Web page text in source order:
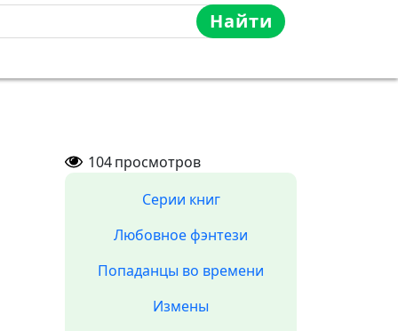
Найти
104просмотров
Серии книг
Любовное фэнтези
Попаданцы во времени
Измены